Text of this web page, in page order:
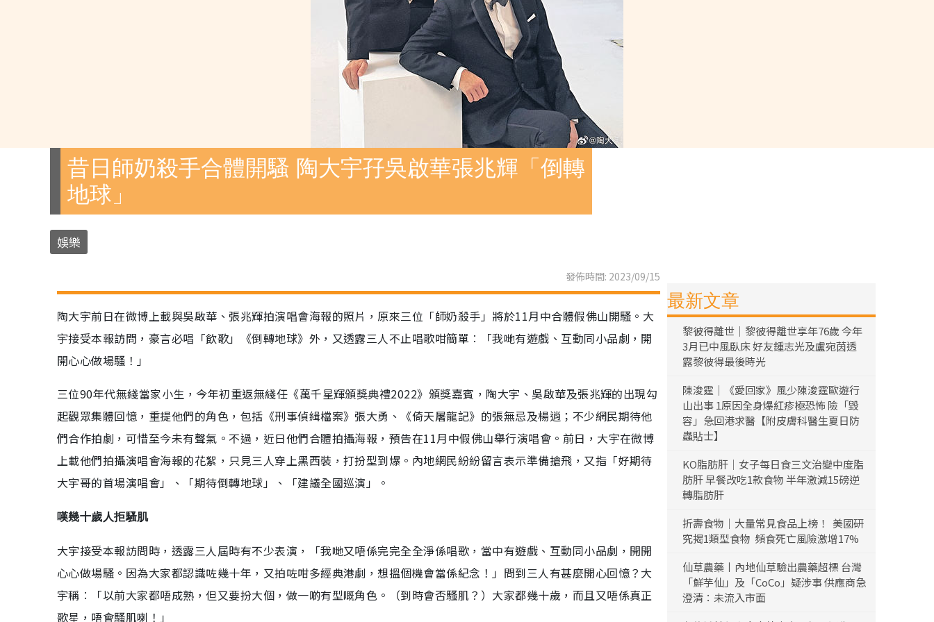
昔日師奶殺手合體開騷 陶大宇孖吳啟華張兆輝「倒轉
地球」
娛樂
發佈時間: 2023/09/15
陶大宇前日在微博上載與吳啟華、張兆輝拍演唱會海報的照片，原來三位「師奶殺手」將於11月中合體假佛山開騷。大
宇接受本報訪問，豪言必唱「飲歌」《倒轉地球》外，又透露三人不止唱歌咁簡單︰「我哋有遊戲、互動同小品劇，開
開心心做場騷！」
三位90年代無綫當家小生，今年初重返無綫任《萬千星輝頒獎典禮2022》頒獎嘉賓，陶大宇、吳啟華及張兆輝的出現勾
起觀眾集體回憶，重提他們的角色，包括《刑事偵緝檔案》張大勇、《倚天屠龍記》的張無忌及楊逍；不少網民期待他
們合作拍劇，可惜至今未有聲氣。不過，近日他們合體拍攝海報，預告在11月中假佛山舉行演唱會。前日，大宇在微博
上載他們拍攝演唱會海報的花絮，只見三人穿上黑西裝，打扮型到爆。內地網民紛紛留言表示準備搶飛，又指「好期待
大宇哥的首場演唱會」、「期待倒轉地球」、「建議全國巡演」。
嘆幾十歲人拒騷肌
大宇接受本報訪問時，透露三人屆時有不少表演，「我哋又唔係完完全全淨係唱歌，當中有遊戲、互動同小品劇，開開
心心做場騷。因為大家都認識咗幾十年，又拍咗咁多經典港劇，想搵個機會當係紀念！」問到三人有甚麼開心回憶？大
宇稱︰「以前大家都唔成熟，但又要扮大個，做一啲有型嘅角色。（到時會否騷肌？）大家都幾十歲，而且又唔係真正
歌星，唔會騷肌喇！」
最新文章
黎彼得離世｜黎彼得離世享年76歲 今年
3月已中風臥床 好友鍾志光及盧宛茵透
露黎彼得最後時光
陳浚霆｜《愛回家》風少陳浚霆歐遊行
山出事 1原因全身爆紅疹極恐怖 險「毀
容」急回港求醫【附皮膚科醫生夏日防
蟲貼士】
KO脂肪肝｜女子每日食三文治變中度脂
肪肝 早餐改吃1款食物 半年激減15磅逆
轉脂肪肝
折壽食物｜大量常見食品上榜！ 美國研
究揭1類型食物 頻食死亡風險激增17%
仙草農藥丨內地仙草驗出農藥超標 台灣
「鮮芋仙」及「CoCo」疑涉事 供應商急
澄清：未流入市面